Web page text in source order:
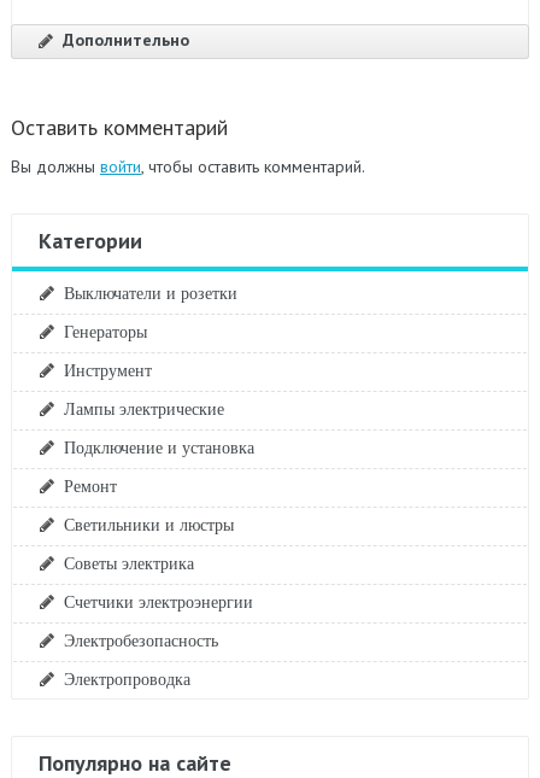
Дополнительно
Оставить комментарий
Вы должны войти , чтобы оставить комментарий.
Категории
Выключатели и розетки
Генераторы
Инструмент
Лампы электрические
Подключение и установка
Ремонт
Светильники и люстры
Советы электрика
Счетчики электроэнергии
Электробезопасность
Электропроводка
Популярно на сайте